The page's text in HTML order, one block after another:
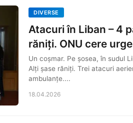
DIVERSE
Atacuri în Liban – 4
răniți. ONU cere
Un coșmar. Pe șosea, în sudul
Alți șase răniți. Trei atacuri
ambulanțe....
18.04.2026